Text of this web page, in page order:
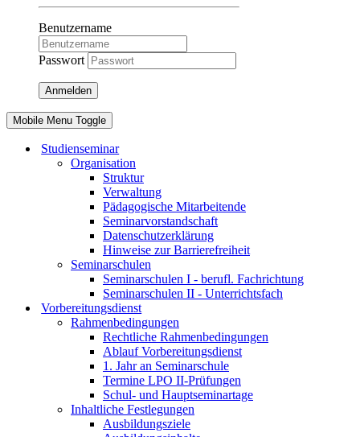
Benutzername
Passwort
Anmelden
Mobile Menu Toggle
Studienseminar
Organisation
Struktur
Verwaltung
Pädagogische Mitarbeitende
Seminarvorstandschaft
Datenschutzerklärung
Hinweise zur Barrierefreiheit
Seminarschulen
Seminarschulen I - berufl. Fachrichtung
Seminarschulen II - Unterrichtsfach
Vorbereitungsdienst
Rahmenbedingungen
Rechtliche Rahmenbedingungen
Ablauf Vorbereitungsdienst
1. Jahr an Seminarschule
Termine LPO II-Prüfungen
Schul- und Hauptseminartage
Inhaltliche Festlegungen
Ausbildungsziele